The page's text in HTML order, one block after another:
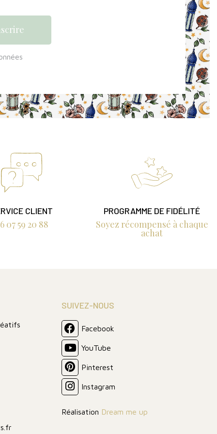
CLIENT
07 59 20 88
PROGRAMME DE FIDÉLITÉ
Soyez récompensé à chaque
achat
SUIVEZ-NOUS
Facebook
YouTube
Pinterest
Instagram
Réalisation Dream me up